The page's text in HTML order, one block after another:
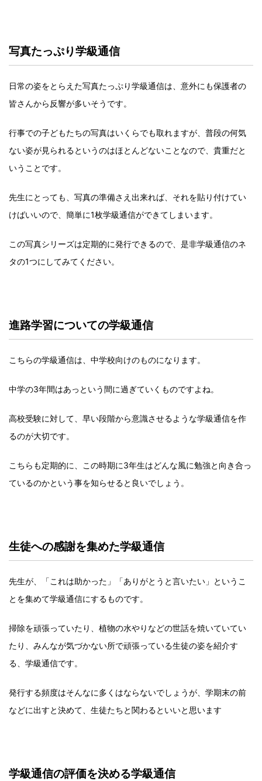
写真たっぷり学級通信
日常の姿をとらえた写真たっぷり学級通信は、意外にも保護者の
皆さんから反響が多いそうです。
行事での子どもたちの写真はいくらでも取れますが、普段の何気
ない姿が見られるというのはほとんどないことなので、貴重だと
いうことです。
先生にとっても、写真の準備さえ出来れば、それを貼り付けてい
けばいいので、簡単に1枚学級通信ができてしまいます。
この写真シリーズは定期的に発行できるので、是非学級通信のネ
タの1つにしてみてください。
進路学習についての学級通信
こちらの学級通信は、中学校向けのものになります。
中学の3年間はあっという間に過ぎていくものですよね。
高校受験に対して、早い段階から意識させるような学級通信を作
るのが大切です。
こちらも定期的に、この時期に3年生はどんな風に勉強と向き合っ
ているのかという事を知らせると良いでしょう。
生徒への感謝を集めた学級通信
先生が、「これは助かった」「ありがとうと言いたい」というこ
とを集めて学級通信にするものです。
掃除を頑張っていたり、植物の水やりなどの世話を焼いていてい
たり、みんなが気づかない所で頑張っている生徒の姿を紹介す
る、学級通信です。
発行する頻度はそんなに多くはならないでしょうが、学期末の前
などに出すと決めて、生徒たちと関わるといいと思います
学級通信の評価を決める学級通信